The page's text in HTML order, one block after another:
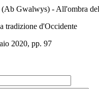
(Ab Gwalwys) - All'ombra
tradizione d'Occidente
2020, pp. 97